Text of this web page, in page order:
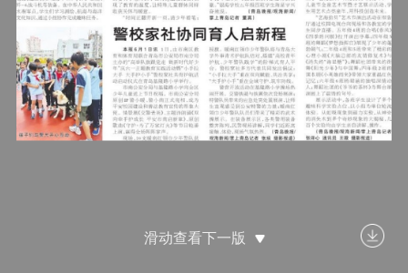
滑动查看下一版